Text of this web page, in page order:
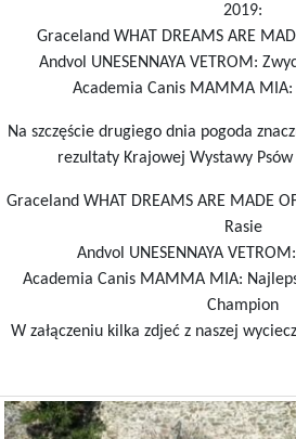
2019:
Graceland WHAT DREAMS ARE
Andvol UNESENNAYA VETROM:
Academia Canis MAMMA MIA:
Na szczęście drugiego dnia pogoda
rezultaty Krajowej Wystawy
Graceland WHAT DREAMS ARE MADE
Rasie
Andvol UNESENNAYA
Academia Canis MAMMA MIA:
Champion
W załączeniu kilka zdjeć z naszej